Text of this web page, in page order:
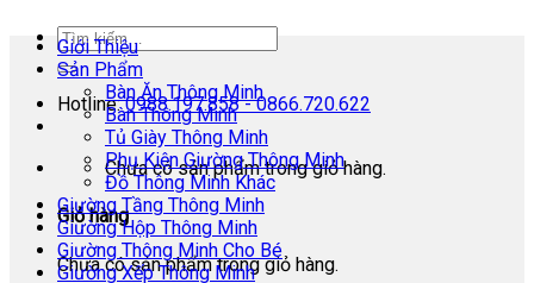
Hotline:0988.197.858 - 0866.720.622
Chưa có sản phẩm trong giỏ hàng.
Giỏ hàng
Chưa có sản phẩm trong giỏ hàng.
Giới Thiệu
Sản Phẩm
Bàn Ăn Thông Minh
Bàn Thông Minh
Tủ Giày Thông Minh
Phụ Kiện Giường Thông Minh
Đồ Thông Minh Khác
Giường Tầng Thông Minh
Giường Hộp Thông Minh
Giường Thông Minh Cho Bé
Giường Xếp Thông Minh